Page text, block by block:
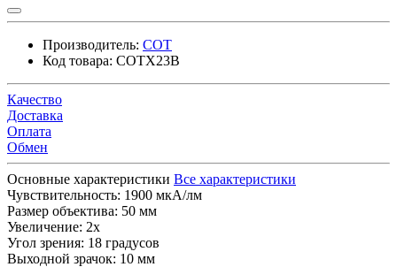
Производитель: СОТ
Код товара: СОТХ23B
Качество
Доставка
Оплата
Обмен
Основные характеристики Все характеристики
Чувствительность: 1900 мкА/лм
Размер объектива: 50 мм
Увеличение: 2х
Угол зрения: 18 градусов
Выходной зрачок: 10 мм